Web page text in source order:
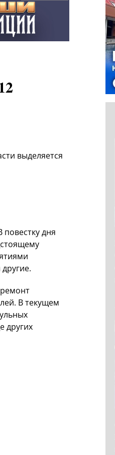
выделяется
дня
В текущем
других